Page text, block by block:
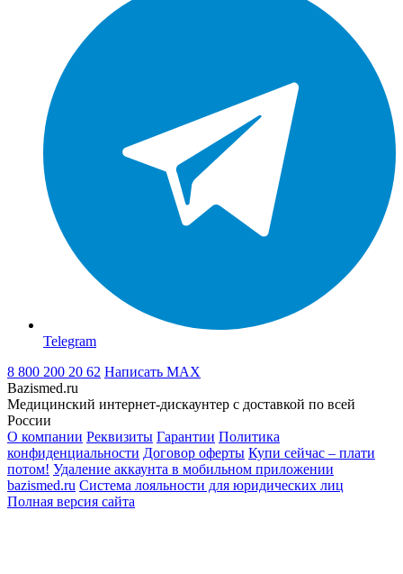
Telegram
8 800 200 20 62 Написать MAX
Bazismed.ru
Медицинский интернет-дискаунтер с доставкой по всей
России
О компании Реквизиты Гарантии Политика
конфиденциальности Договор оферты Купи сейчас – плати
потом! Удаление аккаунта в мобильном приложении
bazismed.ru Система лояльности для юридических лиц
Полная версия сайта